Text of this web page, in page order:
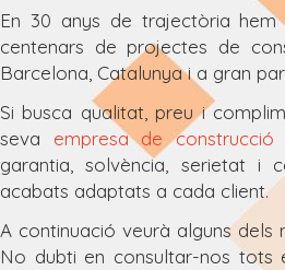
En 30 anys de trajectòria hem
centenars de projectes de
Barcelona, Catalunya i a gran
Si busca qualitat, preu i
seva empresa de
garantia, solvència, serietat i
acabats adaptats a cada client.
A continuació veurà alguns dels
No dubti en consultar-nos tots